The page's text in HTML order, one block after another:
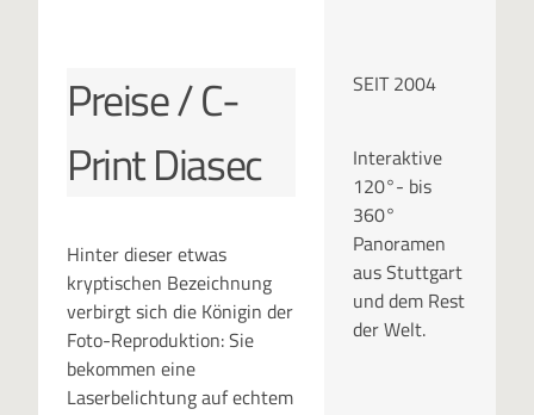
Preise / C-
Print Diasec
Hinter dieser etwas
kryptischen Bezeichnung
verbirgt sich die Königin der
Foto-Reproduktion: Sie
bekommen eine
Laserbelichtung auf echtem
SEIT 2004
Interaktive
120°- bis
360°
Panoramen
aus Stuttgart
und dem Rest
der Welt.